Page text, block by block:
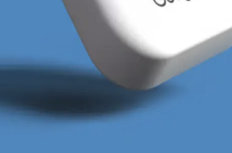
jest dominacja dużych, ogólnopolskich agencji
do stu kont jednocześnie. Ich kampanie działają
marnowanie Twoich pieniędzy. W digitay.pl
o niższym koszcie, które Twoi konkurenci po
nasyconych wrocławskich branżach.